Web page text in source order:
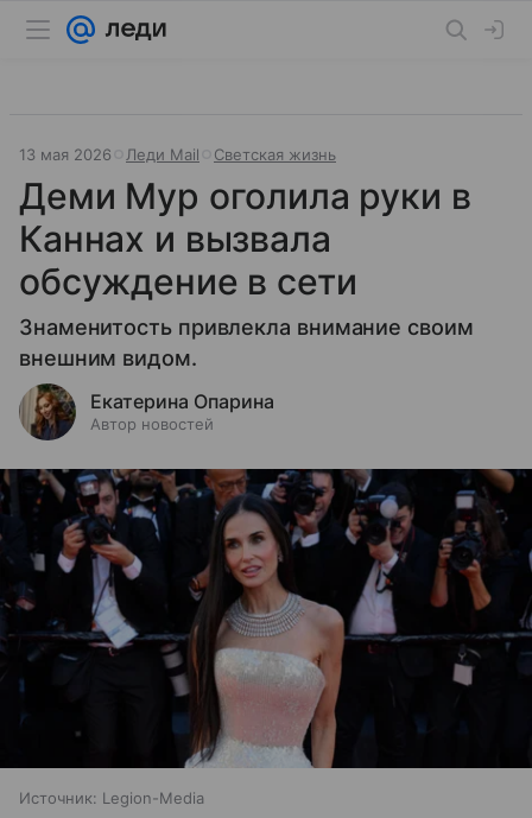
13 мая 2026 Леди Mail Светская жизнь
Деми Мур оголила руки в
Каннах и вызвала
обсуждение в сети
Знаменитость привлекла внимание своим
внешним видом.
Екатерина Опарина
Автор новостей
Источник: Legion-Media